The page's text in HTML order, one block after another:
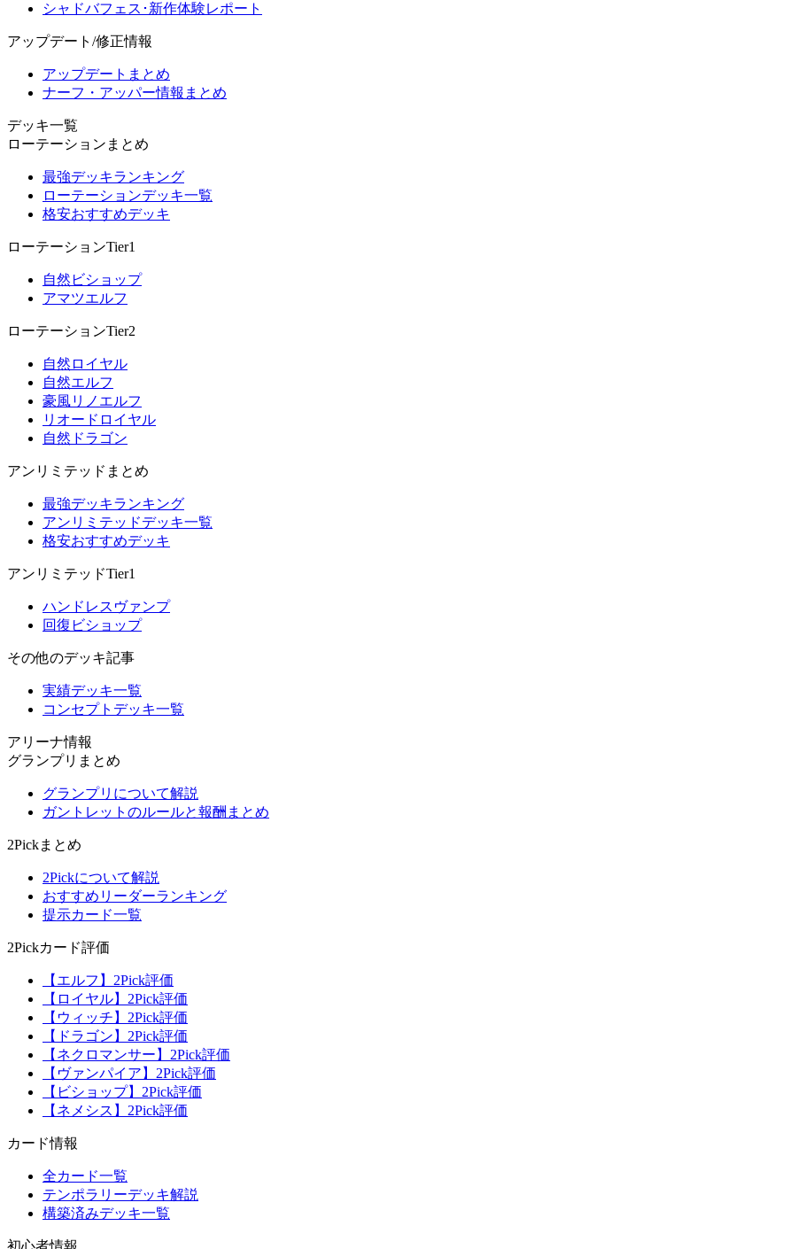
シャドバフェス･新作体験レポート
アップデート/修正情報
アップデートまとめ
ナーフ・アッパー情報まとめ
デッキ一覧
ローテーションまとめ
最強デッキランキング
ローテーションデッキ一覧
格安おすすめデッキ
ローテーションTier1
自然ビショップ
アマツエルフ
ローテーションTier2
自然ロイヤル
自然エルフ
豪風リノエルフ
リオードロイヤル
自然ドラゴン
アンリミテッドまとめ
最強デッキランキング
アンリミテッドデッキ一覧
格安おすすめデッキ
アンリミテッドTier1
ハンドレスヴァンプ
回復ビショップ
その他のデッキ記事
実績デッキ一覧
コンセプトデッキ一覧
アリーナ情報
グランプリまとめ
グランプリについて解説
ガントレットのルールと報酬まとめ
2Pickまとめ
2Pickについて解説
おすすめリーダーランキング
提示カード一覧
2Pickカード評価
【エルフ】2Pick評価
【ロイヤル】2Pick評価
【ウィッチ】2Pick評価
【ドラゴン】2Pick評価
【ネクロマンサー】2Pick評価
【ヴァンパイア】2Pick評価
【ビショップ】2Pick評価
【ネメシス】2Pick評価
カード情報
全カード一覧
テンポラリーデッキ解説
構築済みデッキ一覧
初心者情報